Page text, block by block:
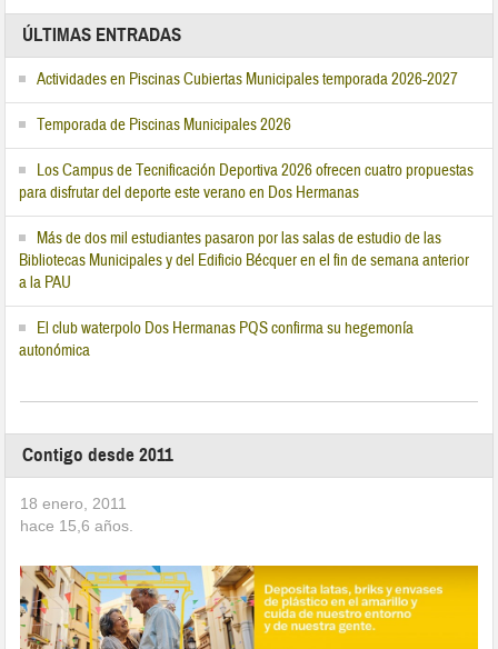
ÚLTIMAS ENTRADAS
Actividades en Piscinas Cubiertas Municipales temporada 2026-2027
Temporada de Piscinas Municipales 2026
Los Campus de Tecnificación Deportiva 2026 ofrecen cuatro propuestas
para disfrutar del deporte este verano en Dos Hermanas
Más de dos mil estudiantes pasaron por las salas de estudio de las
Bibliotecas Municipales y del Edificio Bécquer en el fin de semana anterior
a la PAU
El club waterpolo Dos Hermanas PQS confirma su hegemonía
autonómica
Contigo desde 2011
18 enero, 2011
hace 15,6 años.